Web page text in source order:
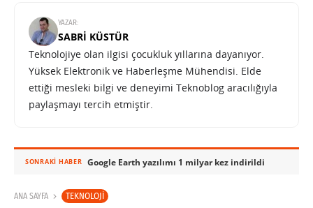
YAZAR:
SABRI KÜSTÜR
Teknolojiye olan ilgisi çocukluk yıllarına dayanıyor.
Yüksek Elektronik ve Haberleşme Mühendisi. Elde
ettiği mesleki bilgi ve deneyimi Teknoblog aracılığıyla
paylaşmayı tercih etmiştir.
SONRAKI HABER Google Earth yazılımı 1 milyar kez indirildi
ANA SAYFA TEKNOLOJI